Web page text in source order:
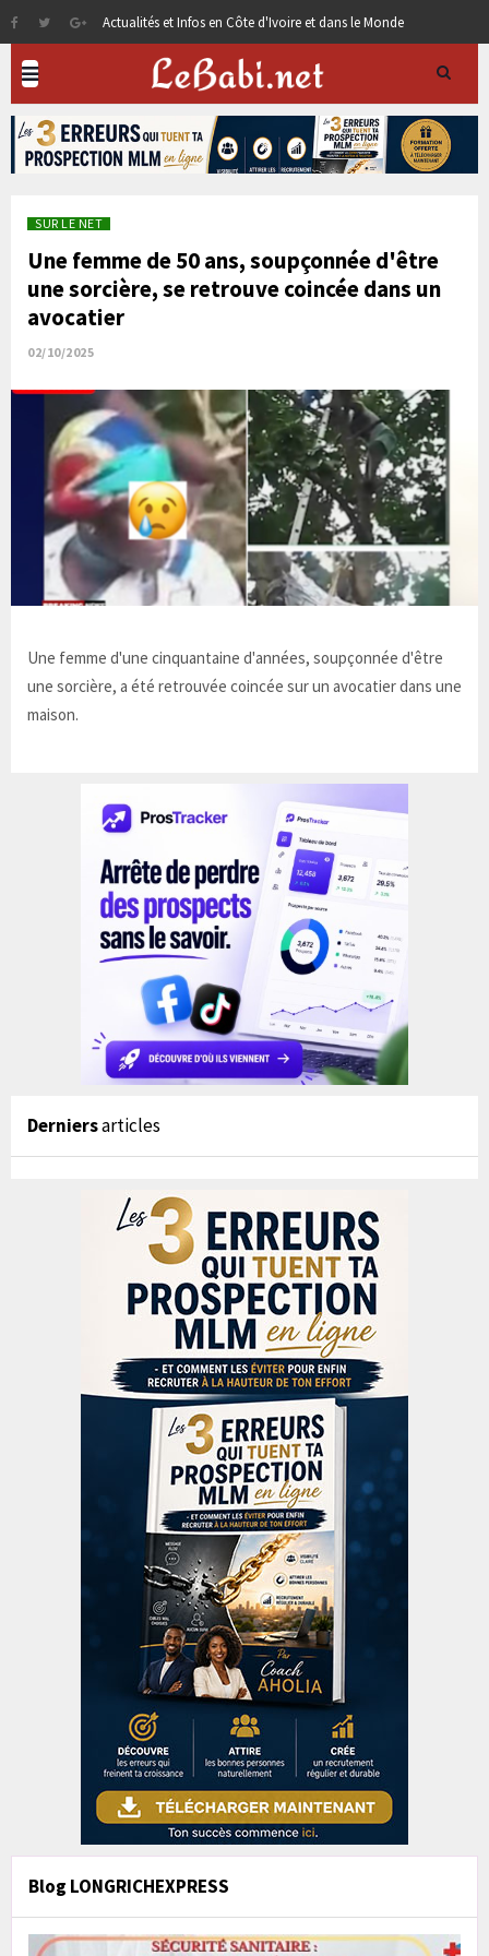
Actualités et Infos en Côte d'Ivoire et dans le Monde
SUR LE NET
Une femme de 50 ans, soupçonnée d'être
une sorcière, se retrouve coincée dans un
avocatier
02/10/2025
Une femme d'une cinquantaine d'années, soupçonnée d'être
une sorcière, a été retrouvée coincée sur un avocatier dans une
maison.
Derniersarticles
Blog LONGRICHEXPRESS